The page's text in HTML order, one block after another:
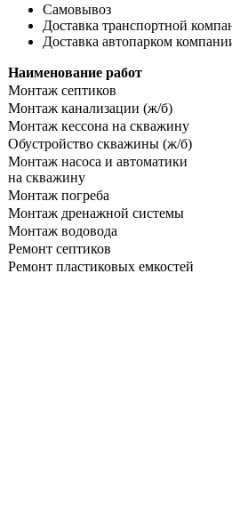
Самовывоз
Доставка транспортной
Доставка автопарком
Наименование работ
Монтаж септиков
Монтаж канализации (ж/б)
Монтаж кессона на скважину
Обустройство скважины (ж/б)
Монтаж насоса и автоматики
на скважину
Монтаж погреба
Монтаж дренажной системы
Монтаж водовода
Ремонт септиков
Ремонт пластиковых емкостей